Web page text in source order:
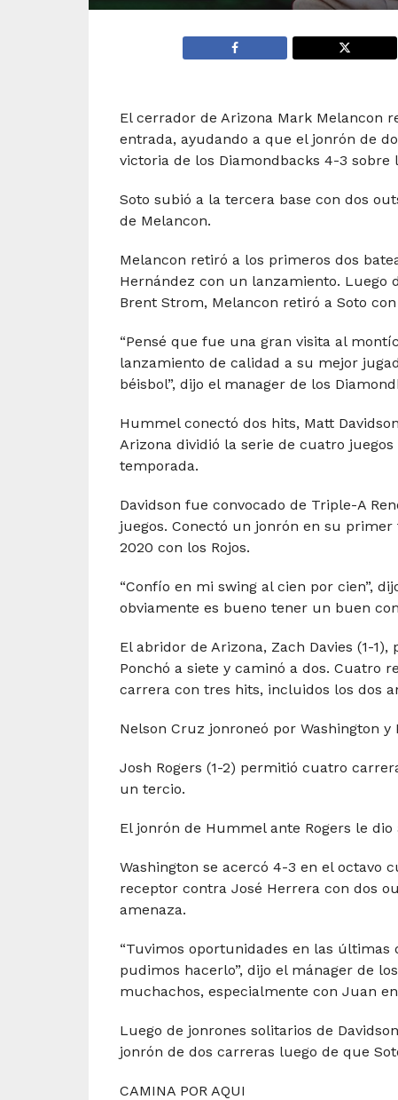
El cerrador de Arizona Mark Melancon
entrada, ayudando a que el jonrón de
victoria de los Diamondbacks 4-3 sobre
Soto subió a la tercera base con dos
de Melancon.
Melancon retiró a los primeros dos
Hernández con un lanzamiento. Luego
Brent Strom, Melancon retiró a Soto
“Pensé que fue una gran visita al
lanzamiento de calidad a su mejor
béisbol”, dijo el manager de los
Hummel conectó dos hits, Matt
Arizona dividió la serie de cuatro
temporada.
Davidson fue convocado de Triple-A
juegos. Conectó un jonrón en su
2020 con los Rojos.
“Confío en mi swing al cien por cien”,
obviamente es bueno tener un buen
El abridor de Arizona, Zach Davies (1-
Ponchó a siete y caminó a dos. Cuatro
carrera con tres hits, incluidos los dos
Nelson Cruz jonroneó por Washington
Josh Rogers (1-2) permitió cuatro
un tercio.
El jonrón de Hummel ante Rogers le
Washington se acercó 4-3 en el octavo
receptor contra José Herrera con dos
amenaza.
“Tuvimos oportunidades en las
pudimos hacerlo”, dijo el mánager de
muchachos, especialmente con Juan
Luego de jonrones solitarios de
jonrón de dos carreras luego de que
CAMINA POR AQUI